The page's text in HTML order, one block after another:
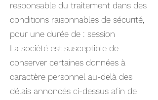
responsable du traitement dans des
conditions raisonnables de sécurité,
pour une durée de : session
La société est susceptible de
conserver certaines données à
caractère personnel au-delà des
délais annoncés ci-dessus afin de